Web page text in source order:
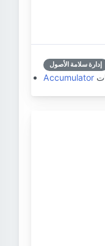
إدارة سلامة الأصول
Accumulator